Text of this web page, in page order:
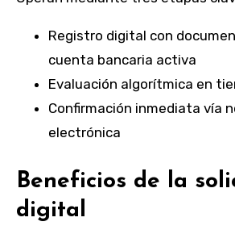
Registro digital con
cuenta bancaria activa
Evaluación algorítmica en
Confirmación inmediata vía
electrónica
Beneficios de la
digital